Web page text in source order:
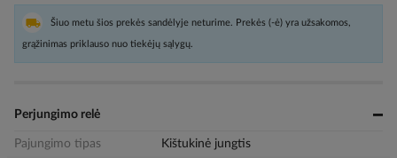
Šiuo metu šios prekės sandėlyje neturime. Prekės (-ė) yra užsakomos,
grąžinimas priklauso nuo tiekėjų sąlygų.
Perjungimo relė
Pajungimo tipas
Kištukinė jungtis